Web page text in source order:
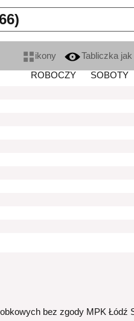
ikony
Tabliczka
ROBOCZY
SOBOTY
bez zgody MPK Łódź